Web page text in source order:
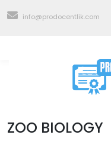
info@prodocentlik.com
ZOO BIOLOGY